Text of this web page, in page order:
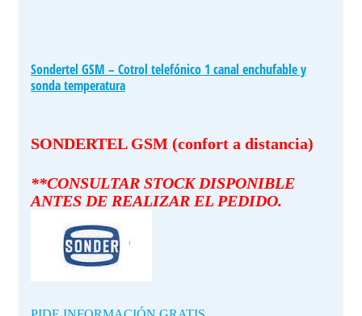
Sondertel GSM – Cotrol telefónico 1 canal enchufable y
sonda temperatura
SONDERTEL GSM (confort a distancia)
**CONSULTAR STOCK DISPONIBLE
ANTES DE REALIZAR EL PEDIDO.